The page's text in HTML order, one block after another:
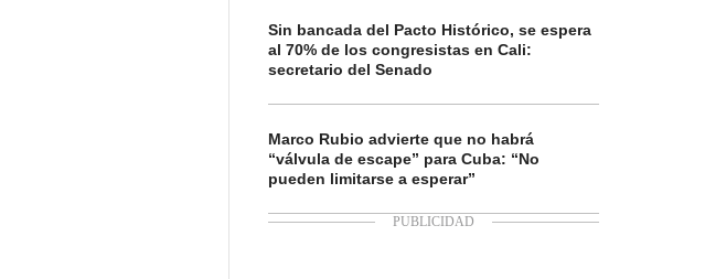
Sin bancada del Pacto Histórico, se espera
al 70% de los congresistas en Cali:
secretario del Senado
Marco Rubio advierte que no habrá
“válvula de escape” para Cuba: “No
pueden limitarse a esperar”